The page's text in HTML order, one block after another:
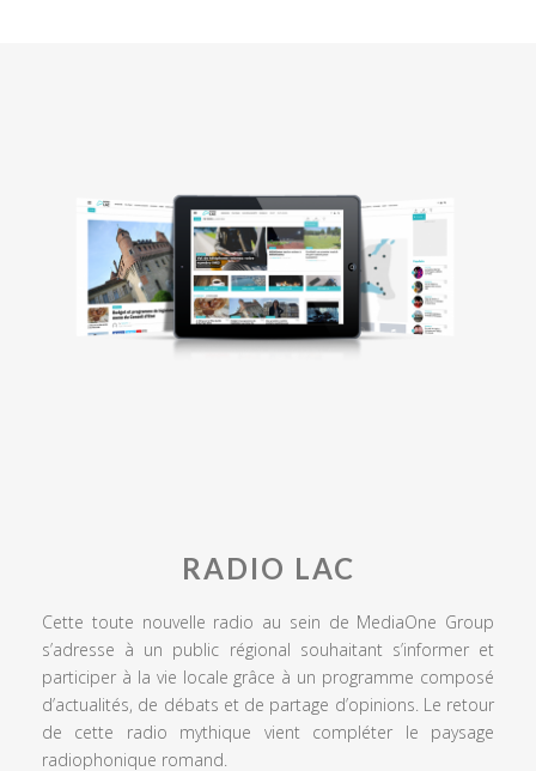
RADIO LAC
Cette toute nouvelle radio au sein de MediaOne Group
s’adresse à un public régional souhaitant s’informer et
participer à la vie locale grâce à un programme composé
d’actualités, de débats et de partage d’opinions. Le retour
de cette radio mythique vient compléter le paysage
radiophonique romand.